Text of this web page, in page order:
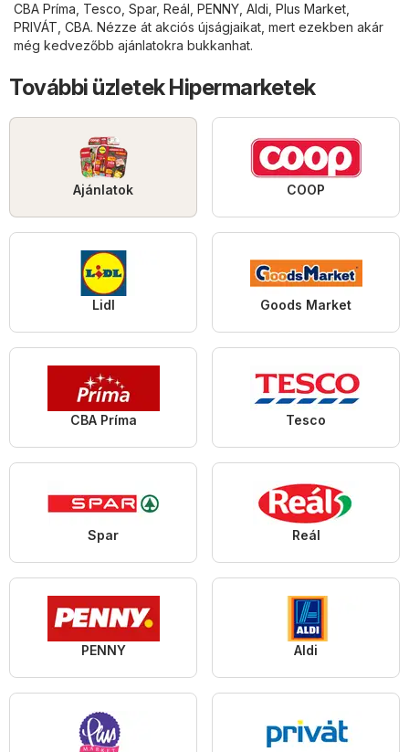
CBA Príma Tesco Spar, Reál PENNY Aldi Plus Market
PRIVÁT CBA. Nézze át akciós újságjaikat, mert ezekben akár
még kedvezőbb ajánlatokra bukkanhat.
További üzletek Hipermarketek
Ajánlatok COOP
Lidl Goods Market
CBA Príma Tesco
Spar Reál
PENNY Aldi